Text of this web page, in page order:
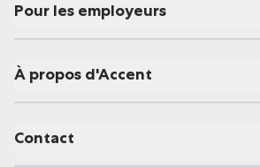
Pour les employeurs
À propos d'Accent
Contact